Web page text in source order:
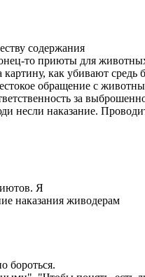
содержания
то приюты для
как убивают
обращение с
за
несли наказание.
Я
наказания живодерам
бороться.